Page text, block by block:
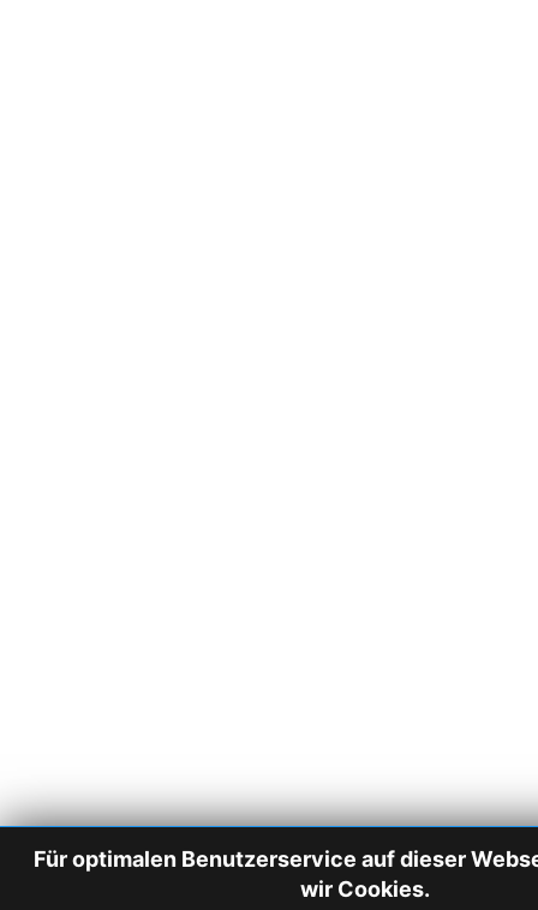
Für optimalen Benutzerservice auf dieser
wir Cookies.